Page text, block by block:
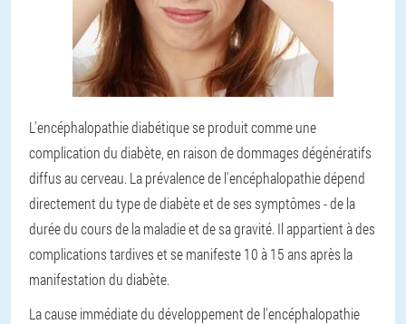
L'encéphalopathie diabétique se produit comme une
complication du diabète, en raison de dommages dégénératifs
diffus au cerveau. La prévalence de l'encéphalopathie dépend
directement du type de diabète et de ses symptômes - de la
durée du cours de la maladie et de sa gravité. Il appartient à des
complications tardives et se manifeste 10 à 15 ans après la
manifestation du diabète.
La cause immédiate du développement de l'encéphalopathie